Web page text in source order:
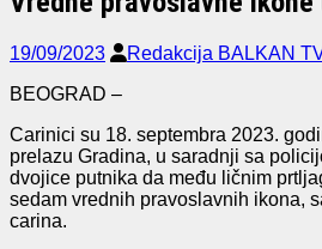
19/09/2023 Redakcija BALKAN
BEOGRAD –
Carinici su 18. septembra 2023.
prelazu Gradina, u saradnji sa
dvojice putnika da među ličnim
sedam vrednih pravoslavnih ikona,
carina.